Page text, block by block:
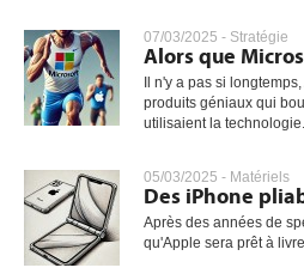
07/03/2025 - Stratégie
Alors que
Il n'y a pas si
produits géniaux qui
utilisaient la
05/03/2025 - Matériels
Des iPhone
Après des années de
qu'Apple sera prêt à